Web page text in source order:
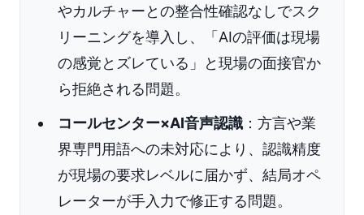
やカルチャーとの整合性確認なしでスク
リーニングを導入し、「AIの評価は現場
の感覚とズレている」と現場の面接官か
ら拒絶される問題。
コールセンター×AI音声認識 ：方言や業
界専門用語への未対応により、認識精度
が現場の要求レベルに届かず、結局オペ
レーターが手入力で修正する問題。